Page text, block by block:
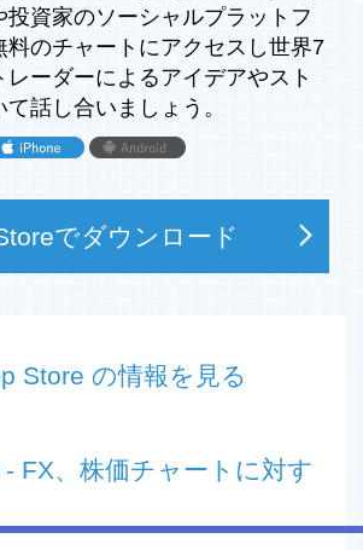
投資家のソーシャルプラットフ
料のチャートにアクセスし世界7
ーダーによるアイデアやスト
話し合いましょう。
でダウンロード
Store の情報を見る
スし世界7百万人以上のトレーダーによ
テジーについて話し合いましょう。
FX、株価チャートに対す